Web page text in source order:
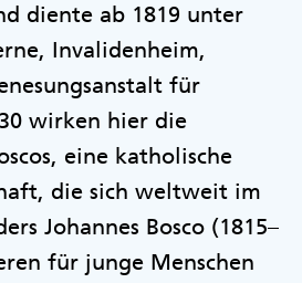
diente ab 1819 unter
Invalidenheim,
für
wirken hier die
eine katholische
die sich weltweit im
Johannes Bosco (1815–
für junge Menschen